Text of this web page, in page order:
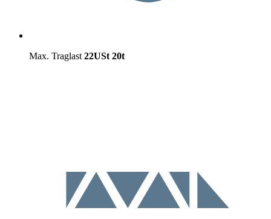
Max. Traglast 22USt 20t